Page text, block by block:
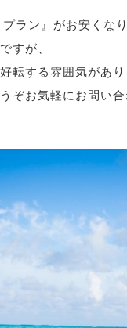
ラン』がお安くな
すが、
転する雰囲気があり
ぞお気軽にお問い合